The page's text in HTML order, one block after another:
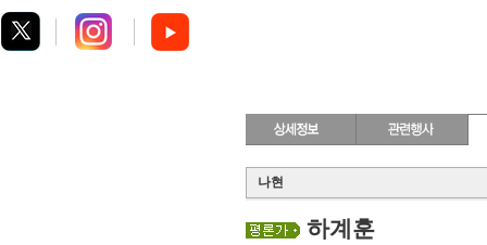
나현
하계훈